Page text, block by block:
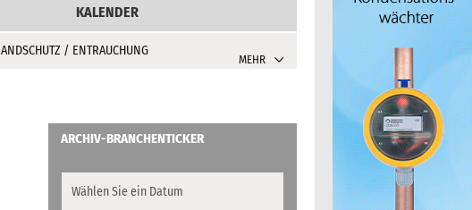
KALENDER
/ ENTRAUCHUNG
MEHR
ARCHIV-BRANCHENTICKER